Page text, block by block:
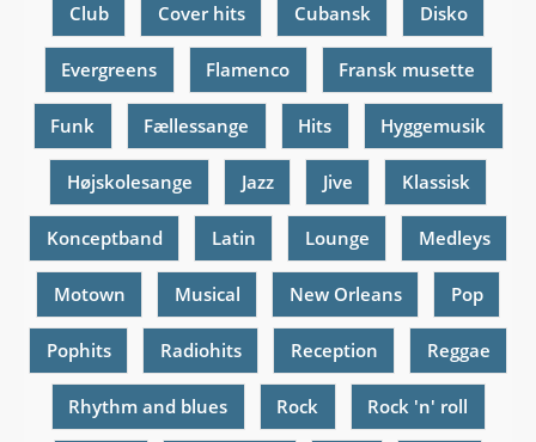
Club Cover hits Cubansk Disko
Evergreens Flamenco Fransk musette
Funk Fællessange Hits Hyggemusik
Højskolesange Jazz Jive Klassisk
Konceptband Latin Lounge Medleys
Motown Musical New Orleans Pop
Pophits Radiohits Reception Reggae
Rhythm and blues Rock Rock 'n' roll